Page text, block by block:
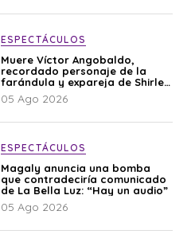
ESPECTÁCULOS
Muere Víctor Angobaldo,
recordado personaje de la
farándula y expareja de Shirley
Cherres
05 Ago 2026
ESPECTÁCULOS
Magaly anuncia una bomba
que contradeciría comunicado
de La Bella Luz: “Hay un audio”
05 Ago 2026